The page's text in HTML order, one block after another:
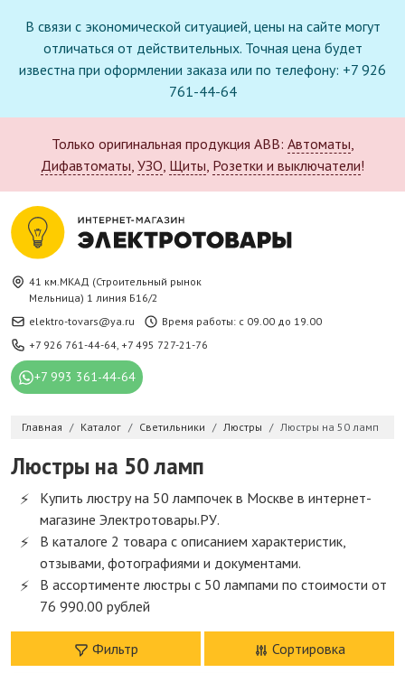
В связи с экономической ситуацией, цены на сайте могут
отличаться от действительных. Точная цена будет
известна при оформлении заказа или по телефону: +7 926
761-44-64
Только оригинальная продукция ABB: Автоматы,
Дифавтоматы, УЗО, Щиты, Розетки и выключатели!
41 км.МКАД (Строительный рынок
Мельница) 1 линия Б16/2
elektro-tovars@ya.ru
Время работы: с 09.00 до 19.00
+7 926 761-44-64, +7 495 727-21-76
+7 993 361-44-64
Главная Каталог Светильники Люстры Люстры на 50 ламп
Люстры на 50 ламп
Купить люстру на 50 лампочек в Москве в интернет-
магазине Электротовары.РУ.
В каталоге 2 товара с описанием характеристик,
отзывами, фотографиями и документами.
В ассортименте люстры с 50 лампами по стоимости от
76 990.00 рублей
Фильтр Сортировка